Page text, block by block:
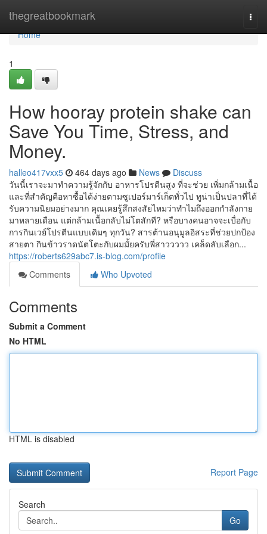
thegreatbookmark
Home
Home
1
How hooray protein shake can
Save You Time, Stress, and
Money.
halleo417vxx5 464 days ago News
Discuss
วันนี้เราจะมาทำความรู้จักกับ อาหารโปรตีนสูง ที่จะช่วย เพิ่มกล้ามเนื้อ
และที่สำคัญคือหาซื้อได้ง่ายตามซูเปอร์มาร์เก็ตทั่วไป ทูน่าเป็นปลาที่ได้
รับความนิยมอย่างมาก คุณเคยรู้สึกสงสัยไหมว่าทำไมถึงออกกำลังกาย
มาหลายเดือน แต่กล้ามเนื้อกลับไม่โตสักที? หรือบางคนอาจจะเบื่อกับ
การกินเวย์โปรตีนแบบเดิมๆ ทุกวัน? สารต้านอนุมูลอิสระที่ช่วยปกป้อง
สายตา กินข้าวราดนัตโตะกับผมมั้ยครับพี่สาววววว เคล็ดลับเลือก...
https://roberts629abc7.is-blog.com/profile
Comments
Who Upvoted
Comments
Submit a Comment
No HTML
HTML is disabled
Report Page
Search
Go